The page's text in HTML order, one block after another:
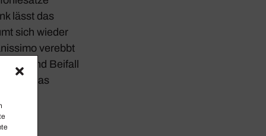
lässt das
sich wieder
verebbt
und Beifall
und das